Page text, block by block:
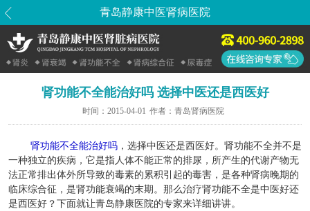
青岛静康中医肾病医院
肾功能不全能治好吗 选择中医还是西医好
时间： 2015-04-01 作者： 青岛肾病医院
肾功能不全能治好吗 ，选择中医还是西医好。肾功能不全并不是
一种独立的疾病，它是指人体不能正常的排尿，所产生的代谢产物无
法正常排出体外所导致的毒素的累积引起的毒害，是各种肾病晚期的
临床综合征，是肾功能衰竭的末期。那么治疗肾功能不全是中医好还
是西医好？下面就让青岛静康医院的专家来详细讲讲。